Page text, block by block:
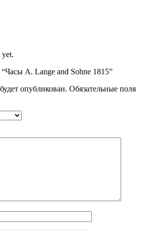
yet.
A. Lange and Sohne 1815”
опубликован. Обязательные поля